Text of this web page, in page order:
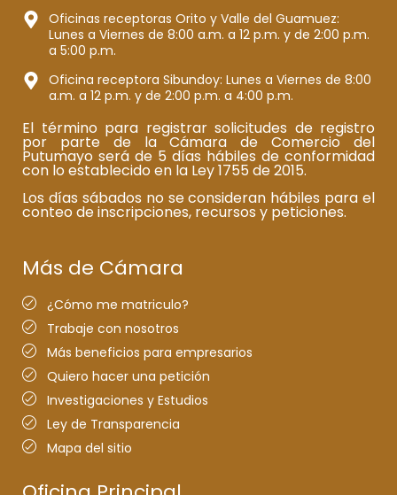
Oficinas receptoras Orito y Valle del Guamuez:
Lunes a Viernes de 8:00 a.m. a 12 p.m. y de 2:00 p.m.
a 5:00 p.m.
Oficina receptora Sibundoy: Lunes a Viernes de 8:00
a.m. a 12 p.m. y de 2:00 p.m. a 4:00 p.m.
El término para registrar solicitudes de registro
por parte de la Cámara de Comercio del
Putumayo será de 5 días hábiles de conformidad
con lo establecido en la Ley 1755 de 2015.
Los días sábados no se consideran hábiles para el
conteo de inscripciones, recursos y peticiones.
Más de Cámara
¿Cómo me matriculo?
Trabaje con nosotros
Más beneficios para empresarios
Quiero hacer una petición
Investigaciones y Estudios
Ley de Transparencia
Mapa del sitio